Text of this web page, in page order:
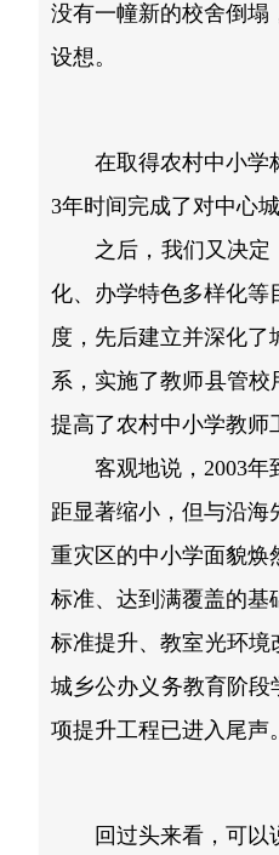
没有一幢新的校舍倒塌
设想。
在取得农村中小学
3年时间完成了对中心
之后，我们又决
化、办学特色多样化等
度，先后建立并深化
系，实施了教师县管校
提高了农村中小学教
客观地说，2003
距显著缩小，但与沿海
重灾区的中小学面貌焕
标准、达到满覆盖的基
标准提升、教室光环境
城乡公办义务教育阶段
项提升工程已进入尾声
回过头来看，可